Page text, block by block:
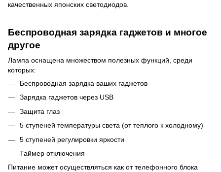
качественных японских светодиодов.
Беспроводная зарядка гаджетов и многое
другое
Лампа оснащена множеством полезных функций, среди
которых:
Беспроводная зарядка ваших гаджетов
Зарядка гаджетов через USB
Защита глаз
5 ступеней температуры света (от теплого к холодному)
5 ступеней регулировки яркости
Таймер отключения
Питание может осуществляться как от телефонного блока